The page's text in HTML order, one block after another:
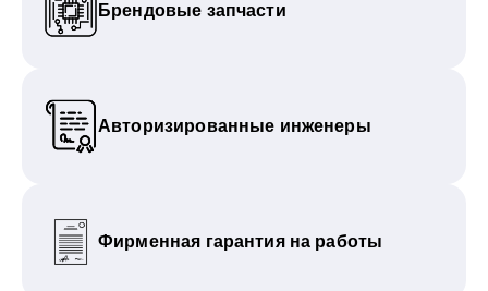
Брендовые запчасти
Авторизированные инженеры
Фирменная гарантия на работы